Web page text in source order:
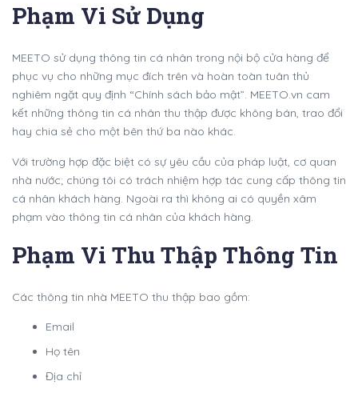
Phạm Vi Sử Dụng
MEETO sử dụng thông tin cá nhân trong nội bộ cửa hàng để
phục vụ cho những mục đích trên và hoàn toàn tuân thủ
nghiêm ngặt quy định “Chính sách bảo mật”. MEETO.vn cam
kết những thông tin cá nhân thu thập được không bán, trao đổi
hay chia sẻ cho một bên thứ ba nào khác.
Với trường hợp đặc biệt có sự yêu cầu của pháp luật, cơ quan
nhà nước; chúng tôi có trách nhiệm hợp tác cung cấp thông tin
cá nhân khách hàng. Ngoài ra thì không ai có quyền xâm
phạm vào thông tin cá nhân của khách hàng.
Phạm Vi Thu Thập Thông Tin
Các thông tin nhà MEETO thu thập bao gồm:
Email
Họ tên
Địa chỉ